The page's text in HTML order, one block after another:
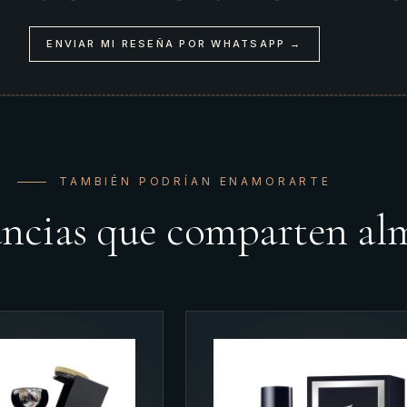
ENVIAR MI RESEÑA POR WHATSAPP →
TAMBIÉN PODRÍAN ENAMORARTE
que comparten